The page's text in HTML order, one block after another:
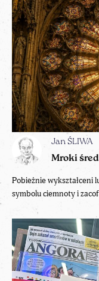
Jan ŚLIWA
Mroki
Pobieżnie wykształceni
symbolu ciemnoty i